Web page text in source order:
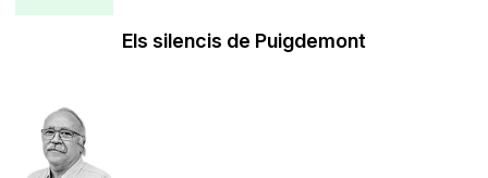
Els silencis de Puigdemont